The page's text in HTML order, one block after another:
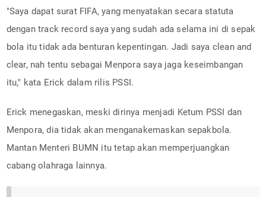
"Saya dapat surat FIFA, yang menyatakan secara statuta
dengan track record saya yang sudah ada selama ini di sepak
bola itu tidak ada benturan kepentingan. Jadi saya clean and
clear, nah tentu sebagai Menpora saya jaga keseimbangan
itu," kata Erick dalam rilis PSSI.
Erick menegaskan, meski dirinya menjadi Ketum PSSI dan
Menpora, dia tidak akan menganakemaskan sepakbola.
Mantan Menteri BUMN itu tetap akan memperjuangkan
cabang olahraga lainnya.